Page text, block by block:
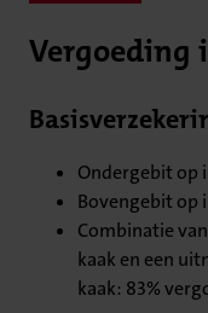
Vergoeding
Ondergebit op
Bovengebit op
Combinatie
kaak en een
kaak: 83%